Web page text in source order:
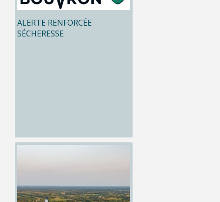
ALERTE RENFORCÉE
SÉCHERESSE